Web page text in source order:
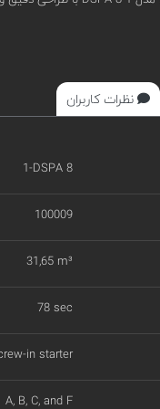
نظرات کاربران
1-DSPA 8
100009
31,65 m³
78 sec
in starter
A, B, C, and F